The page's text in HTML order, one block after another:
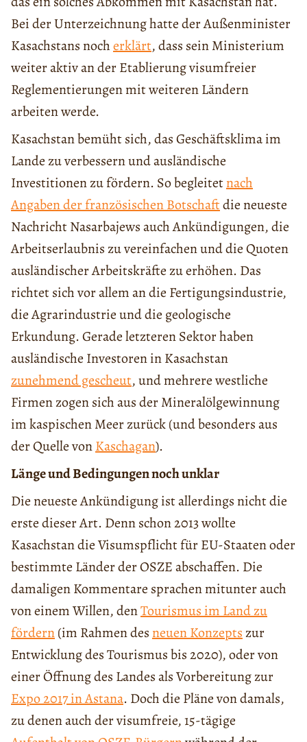
Bei der Unterzeichnung hatte der Außenminister
Kasachstans nocherklärt, dass sein Ministerium
weiter aktiv an der Etablierung visumfreier
Reglementierungen mit weiteren Ländern
arbeiten werde.
Kasachstan bemüht sich, das Geschäftsklima im
Lande zu verbessern und ausländische
Investitionen zu fördern. So begleitetnach
Angaben der französischen Botschaftdie neueste
Nachricht Nasarbajews auch Ankündigungen, die
Arbeitserlaubnis zu vereinfachen und die Quoten
ausländischer Arbeitskräfte zu erhöhen. Das
richtet sich vor allem an die Fertigungsindustrie,
die Agrarindustrie und die geologische
Erkundung. Gerade letzteren Sektor haben
ausländische Investoren in Kasachstan
zunehmend gescheut, und mehrere westliche
Firmen zogen sich aus der Mineralölgewinnung
im kaspischen Meer zurück (und besonders aus
der Quelle vonKaschagan).
Länge und Bedingungen noch unklar
Die neueste Ankündigung ist allerdings nicht die
erste dieser Art. Denn schon 2013 wollte
Kasachstan die Visumspflicht für EU-Staaten oder
bestimmte Länder der OSZE abschaffen. Die
damaligen Kommentare sprachen mitunter auch
von einem Willen, denTourismus im Land zu
fördern(im Rahmen desneuen Konzeptszur
Entwicklung des Tourismus bis 2020), oder von
einer Öffnung des Landes als Vorbereitung zur
Expo 2017 in Astana. Doch die Pläne von damals,
zu denen auch der visumfreie, 15-tägige